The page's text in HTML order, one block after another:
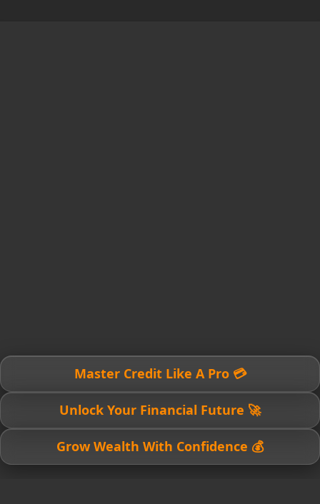
💳 Master Credit Like A Pro
🚀 Unlock Your Financial Future
💰 Grow Wealth With Confidence